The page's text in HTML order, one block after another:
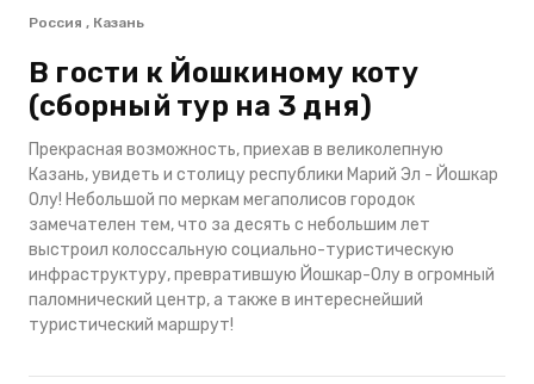
Россия , Казань
В гости к Йошкиному коту
(сборный тур на 3 дня)
Прекрасная возможность, приехав в великолепную
Казань, увидеть и столицу республики Марий Эл - Йошкар
Олу! Небольшой по меркам мегаполисов городок
замечателен тем, что за десять с небольшим лет
выстроил колоссальную социально-туристическую
инфраструктуру, превратившую Йошкар-Олу в огромный
паломнический центр, а также в интереснейший
туристический маршрут!